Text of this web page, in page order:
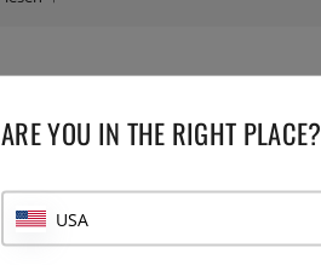
ARE YOU IN THE RIGHT PLACE?
USA